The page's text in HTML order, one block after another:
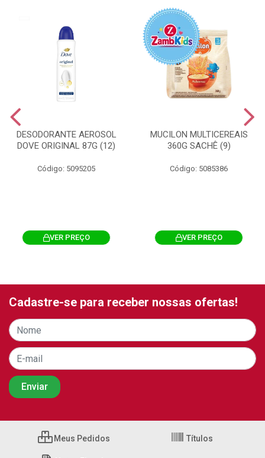
DESODORANTE AEROSOL
DOVE ORIGINAL 87G (12)
Código: 5095205
VER PREÇO
MUCILON MULTICEREAIS
360G SACHÊ (9)
Código: 5085386
VER PREÇO
Cadastre-se para receber nossas ofertas!
Meus Pedidos Títulos